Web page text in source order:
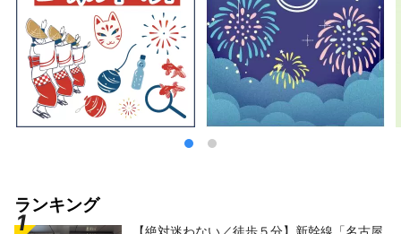
ランキング
【絶対迷わない／徒歩５分】新幹線「名古屋